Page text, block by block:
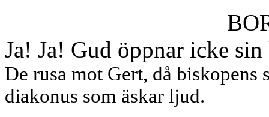
Ja! Ja! Gud öppnar icke
De rusa mot Gert, då biskopens
diakonus som äskar ljud.